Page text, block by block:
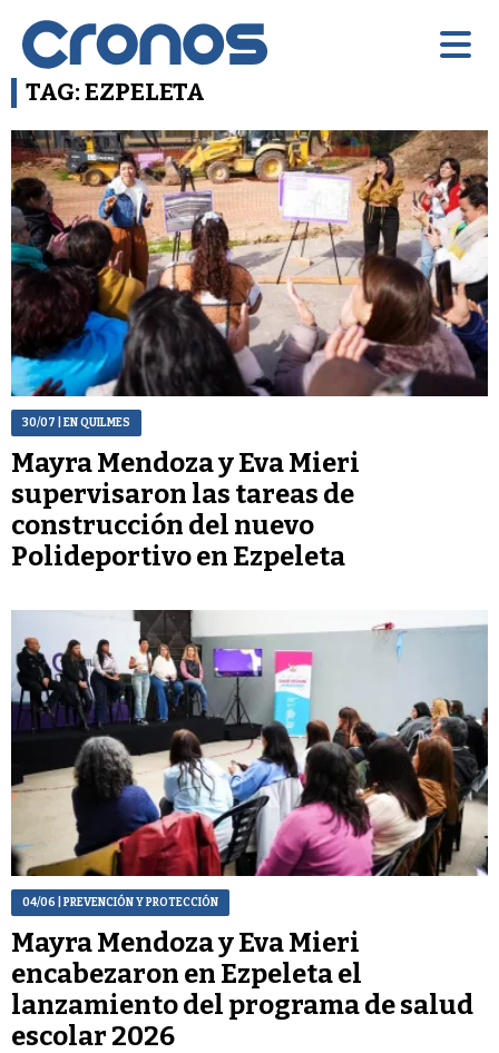
TAG: EZPELETA
30/07 | EN QUILMES
Mayra Mendoza y Eva Mieri
supervisaron las tareas de
construcción del nuevo
Polideportivo en Ezpeleta
04/06 | PREVENCIÓN Y PROTECCIÓN
Mayra Mendoza y Eva Mieri
encabezaron en Ezpeleta el
lanzamiento del programa de salud
escolar 2026